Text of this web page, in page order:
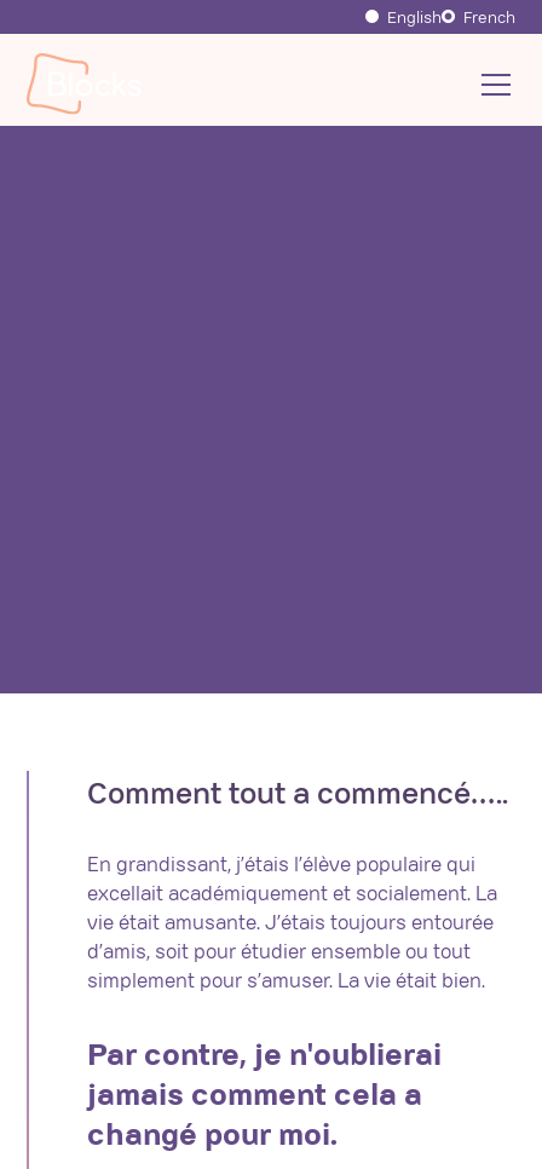
English French
Comment tout a commencé…..
En grandissant, j’étais l’élève populaire qui
excellait académiquement et socialement. La
vie était amusante. J’étais toujours entourée
d’amis, soit pour étudier ensemble ou tout
simplement pour s’amuser. La vie était bien.
Par contre, je n'oublierai
jamais comment cela a
changé pour moi.